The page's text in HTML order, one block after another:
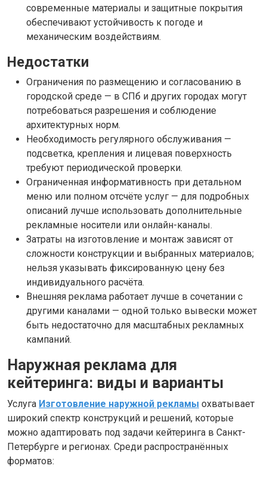
современные материалы и защитные покрытия
обеспечивают устойчивость к погоде и
механическим воздействиям.
Недостатки
Ограничения по размещению и согласованию в
городской среде — в СПб и других городах могут
потребоваться разрешения и соблюдение
архитектурных норм.
Необходимость регулярного обслуживания —
подсветка, крепления и лицевая поверхность
требуют периодической проверки.
Ограниченная информативность при детальном
меню или полном отсчёте услуг — для подробных
описаний лучше использовать дополнительные
рекламные носители или онлайн-каналы.
Затраты на изготовление и монтаж зависят от
сложности конструкции и выбранных материалов;
нельзя указывать фиксированную цену без
индивидуального расчёта.
Внешняя реклама работает лучше в сочетании с
другими каналами — одной только вывески может
быть недостаточно для масштабных рекламных
кампаний.
Наружная реклама для
кейтеринга: виды и варианты
Услуга Изготовление наружной рекламы охватывает
широкий спектр конструкций и решений, которые
можно адаптировать под задачи кейтеринга в Санкт-
Петербурге и регионах. Среди распространённых
форматов: